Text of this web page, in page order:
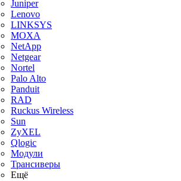
Juniper
Lenovo
LINKSYS
MOXA
NetApp
Netgear
Nortel
Palo Alto
Panduit
RAD
Ruckus Wireless
Sun
ZyXEL
Qlogic
Модули
Трансиверы
Ещё